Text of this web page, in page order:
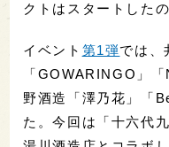
クトはスタートしたの
イベント 第1弾では、
「GOWARINGO」
野酒造「澤乃花」「
た。今回は「十六代